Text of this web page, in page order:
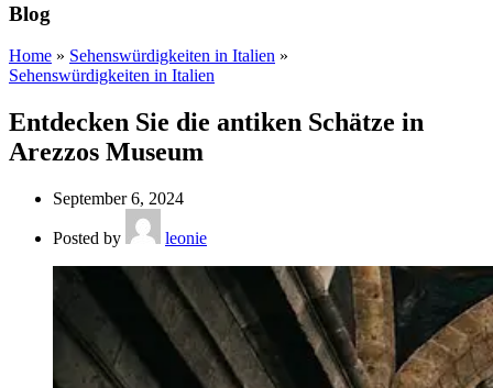
Blog
Home » Sehenswürdigkeiten in Italien »
Sehenswürdigkeiten in Italien
Entdecken Sie die antiken Schätze in
Arezzos Museum
September 6, 2024
Posted by leonie